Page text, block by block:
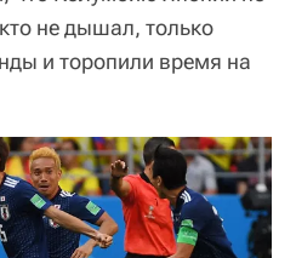
не дышал, только
и торопили время на